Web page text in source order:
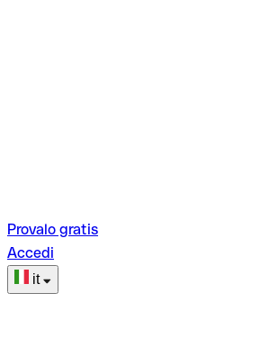
Provalo gratis
Accedi
it